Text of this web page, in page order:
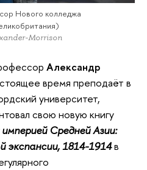
Нового колледжа
Morrison
Александр
время преподаёт в
университет,
свою новую книгу
Средней Азии:
экспансии, 1814-1914в